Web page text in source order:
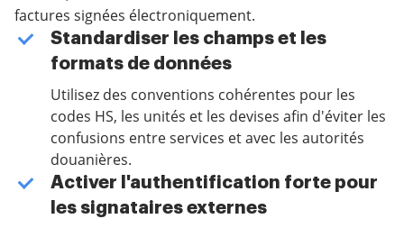
factures signées électroniquement.
Standardiser les champs et les
formats de données
Utilisez des conventions cohérentes pour les
codes HS, les unités et les devises afin d'éviter les
confusions entre services et avec les autorités
douanières.
Activer l'authentification forte pour
les signataires externes